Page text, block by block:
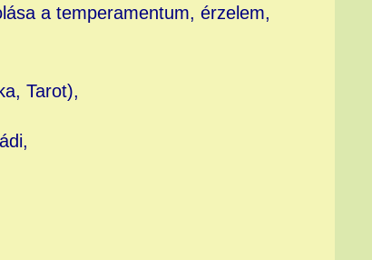
a temperamentum, érzelem,
Tarot),